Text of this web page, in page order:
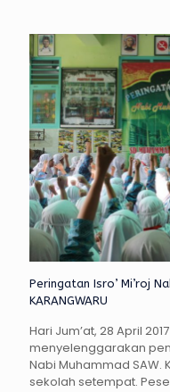
Peringatan Isro’ Mi’roj
KARANGWARU
Hari Jum’at, 28 April
menyelenggarakan
Nabi Muhammad
sekolah setempat.